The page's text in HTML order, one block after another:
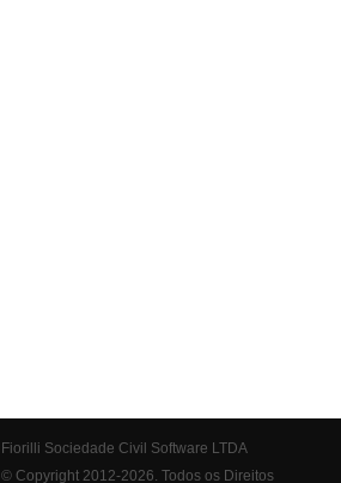
Fiorilli Sociedade Civil Software LTDA
© Copyright 2012-2026. Todos os Direitos